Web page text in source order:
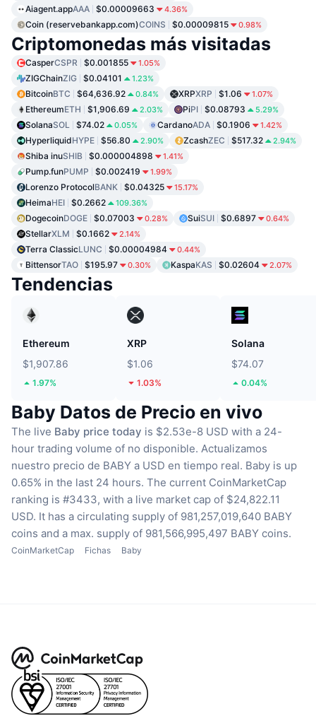
Aiagent.appAAA $0.00009663 4.36%
Coin (reservebankapp.com)COINS $0.00009815 0.98%
Criptomonedas más visitadas
CasperCSPR $0.001855 1.05%
ZIGChainZIG $0.04101 1.23%
BitcoinBTC $64,636.92 0.84% XRPXRP $1.06 1.07%
EthereumETH $1,906.69 2.03% PiPI $0.08793 5.29%
SolanaSOL $74.02 0.05% CardanoADA $0.1906 1.42%
HyperliquidHYPE $56.80 2.90% ZcashZEC $517.32 2.94%
Shiba inuSHIB $0.000004898 1.41%
Pump.funPUMP $0.002419 1.99%
Lorenzo ProtocolBANK $0.04325 15.17%
HeimaHEI $0.2662 109.36%
DogecoinDOGE $0.07003 0.28% SuiSUI $0.6897 0.64%
StellarXLM $0.1662 2.14%
Terra ClassicLUNC $0.00004984 0.44%
BittensorTAO $195.97 0.30% KaspaKAS $0.02604 2.07%
Tendencias
Ethereum
$1,907.86
1.97%
XRP
$1.06
1.03%
Solana
$74.07
0.04%
Baby Datos de Precio en vivo
The live Baby price today is $2.53e-8 USD with a 24-
hour trading volume of no disponible. Actualizamos
nuestro precio de BABY a USD en tiempo real. Baby is up
0.65% in the last 24 hours. The current CoinMarketCap
ranking is #3433, with a live market cap of $24,822.11
USD. It has a circulating supply of 981,257,019,640 BABY
coins and a max. supply of 981,566,995,497 BABY coins.
CoinMarketCap Fichas Baby